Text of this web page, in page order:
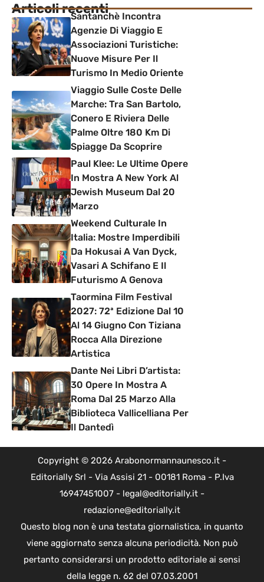
Articoli recentiSantanchè Incontra
Agenzie Di Viaggio E
Associazioni Turistiche:
Nuove Misure Per Il
Turismo In Medio Oriente
Viaggio Sulle Coste Delle
Marche: Tra San Bartolo,
Conero E Riviera Delle
Palme Oltre 180 Km Di
Spiagge Da Scoprire
Paul Klee: Le Ultime Opere
In Mostra A New York Al
Jewish Museum Dal 20
Marzo
Weekend Culturale In
Italia: Mostre Imperdibili
Da Hokusai A Van Dyck,
Vasari A Schifano E Il
Futurismo A Genova
Taormina Film Festival
2027: 72ª Edizione Dal 10
Al 14 Giugno Con Tiziana
Rocca Alla Direzione
Artistica
Dante Nei Libri D’artista:
30 Opere In Mostra A
Roma Dal 25 Marzo Alla
Biblioteca Vallicelliana Per
Il Dantedì
Copyright © 2026 Arabonormannaunesco.it -
Editorially Srl - Via Assisi 21 - 00181 Roma - P.Iva
16947451007 - legal@editorially.it -
redazione@editorially.it
Questo blog non è una testata giornalistica, in quanto
viene aggiornato senza alcuna periodicità. Non può
pertanto considerarsi un prodotto editoriale ai sensi
della legge n. 62 del 07.03.2001